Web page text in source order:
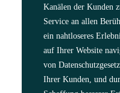
Kanälen der Kunden
Service an allen
ein nahtloseres
auf Ihrer Website
von
Ihrer Kunden, und